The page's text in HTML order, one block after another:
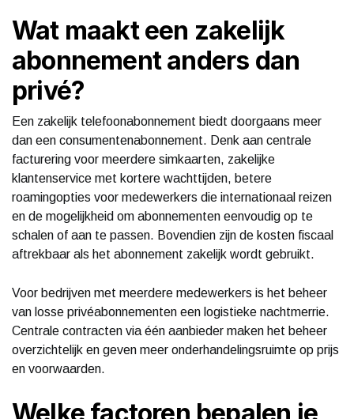
Wat maakt een zakelijk
abonnement anders dan
privé?
Een zakelijk telefoonabonnement biedt doorgaans meer
dan een consumentenabonnement. Denk aan centrale
facturering voor meerdere simkaarten, zakelijke
klantenservice met kortere wachttijden, betere
roamingopties voor medewerkers die internationaal reizen
en de mogelijkheid om abonnementen eenvoudig op te
schalen of aan te passen. Bovendien zijn de kosten fiscaal
aftrekbaar als het abonnement zakelijk wordt gebruikt.
Voor bedrijven met meerdere medewerkers is het beheer
van losse privéabonnementen een logistieke nachtmerrie.
Centrale contracten via één aanbieder maken het beheer
overzichtelijk en geven meer onderhandelingsruimte op prijs
en voorwaarden.
Welke factoren bepalen je